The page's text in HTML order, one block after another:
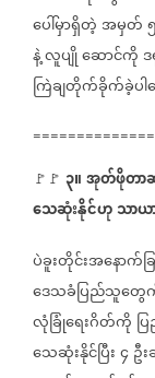
ပေါ်မှာရှိတဲ့အမှတ်
နဲ့လူပျိုဆောင်ကို
ကြဲချတိုက်ခိုက်ခဲ့ပ
🚩🚩 ၃။အုတ်ဖိုတာ
သေဆုံးနိုင်ဟုသာယ
ပဲခူးတိုင်းအနောက်ခ
ဒေသခံပြည်သူတွ
လုံခြုံရေးဂိတ်ကို ပ
သေဆုံးနိုင်ပြီး၄ ဦ